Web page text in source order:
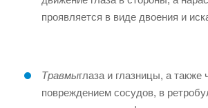
проявляется в виде двоения и
Травмыглаза и глазницы, а
повреждением сосудов, в